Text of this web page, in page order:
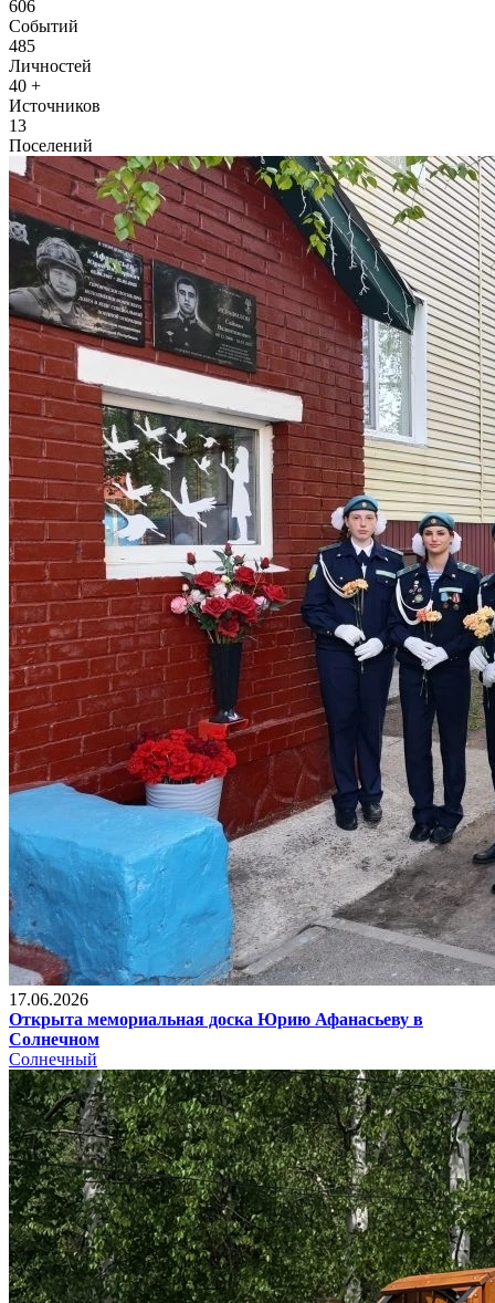
606
Событий
485
Личностей
40 +
Источников
13
Поселений
17.06.2026
Открыта мемориальная доска Юрию Афанасьеву в
Солнечном
Солнечный